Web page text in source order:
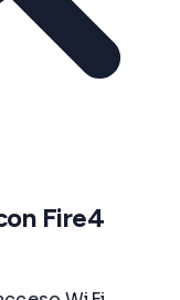
Fire4